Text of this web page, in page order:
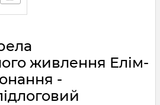
живлення Елім-
-